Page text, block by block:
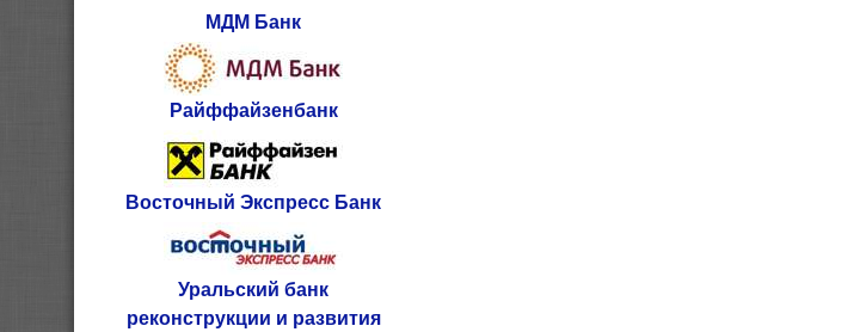
МДМ Банк
Райффайзенбанк
Восточный Экспресс Банк
Уральский банк
реконструкции и развития